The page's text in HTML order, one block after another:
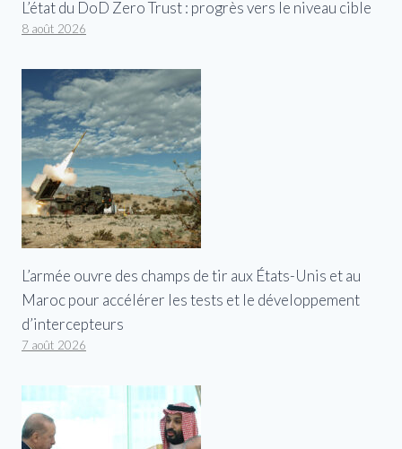
L’état du DoD Zero Trust : progrès vers le niveau cible
8 août 2026
L’armée ouvre des champs de tir aux États-Unis et au
Maroc pour accélérer les tests et le développement
d’intercepteurs
7 août 2026